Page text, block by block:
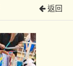
返回